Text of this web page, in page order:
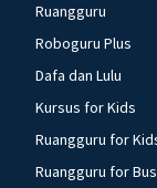
Ruangguru
Roboguru Plus
Dafa dan Lulu
Kursus for Kids
Ruangguru for
Ruangguru for